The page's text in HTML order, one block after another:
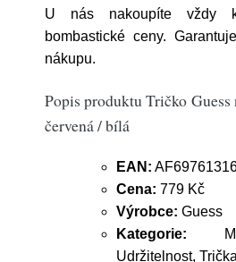
U nás nakoupíte vždy
bombastické ceny.
nákupu.
Popis produktu Tričko
červená / bílá
EAN:
Cena: 779 Kč
Výrobce: Guess
Kategorie:
Udržitelnost,